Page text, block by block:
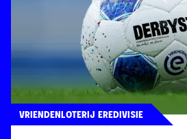
VRIENDENLOTERIJ EREDIVISIE